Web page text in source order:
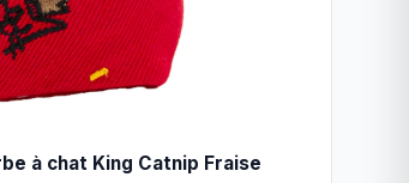
à chat King Catnip Fraise